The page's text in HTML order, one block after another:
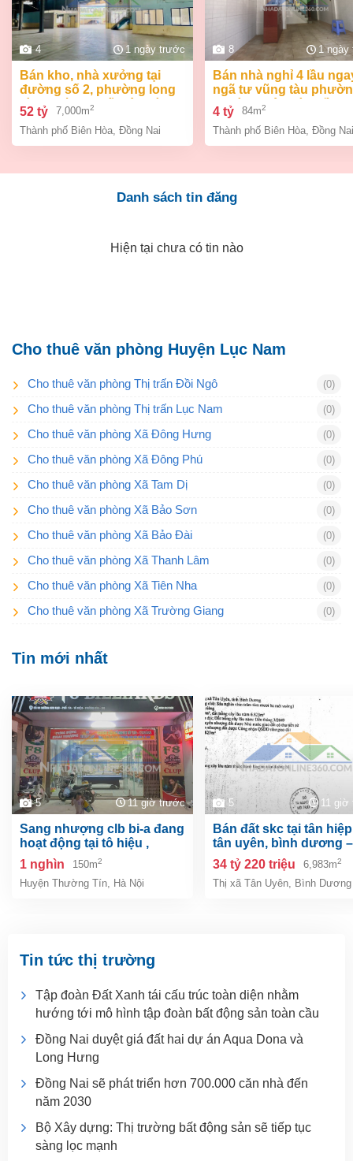
4 1 ngày trước
bán kho, nhà xưởng tại
đường số 2, phường long
bình, thành phố biên hòa,
đồng nai giá 52 tỷ
52 tỷ 7,000m2
Thành phố Biên Hòa Đồng Nai
8 1
bán nhà nghỉ 4 lầu ngay
ngã tư vũng tàu
an bình biên hòa đồng
giá chỉ 4 tỷ
4 tỷ 84m2
Thành phố Biên Hòa Đồng Nai
Danh sách tin đăng
Hiện tại chưa có tin nào
Cho thuê văn phòng Huyện Lục Nam
Cho thuê văn phòng Thị trấn Đồi Ngô (0)
Cho thuê văn phòng Thị trấn Lục Nam (0)
Cho thuê văn phòng Xã Đông Hưng (0)
Cho thuê văn phòng Xã Đông Phú (0)
Cho thuê văn phòng Xã Tam Dị (0)
Cho thuê văn phòng Xã Bảo Sơn (0)
Cho thuê văn phòng Xã Bảo Đài (0)
Cho thuê văn phòng Xã Thanh Lâm (0)
Cho thuê văn phòng Xã Tiên Nha (0)
Cho thuê văn phòng Xã Trường Giang (0)
Tin mới nhất
5 11 giờ trước
sang nhượng clb bi-a đang
hoạt động tại tô hiệu ,
thường tín, hà nội
1 nghìn 150m2
Huyện Thường Tín, Hà Nội
5 11
bán đất skc tại tân hiệp, tp.
tân uyên, bình dương –
6.983m²
34 tỷ 220 triệu 6,983m2
Thị xã Tân Uyên, Bình Dương
Tin tức thị trường
Tập đoàn Đất Xanh tái cấu trúc toàn diện nhằm
hướng tới mô hình tập đoàn bất động sản toàn cầu
Đồng Nai duyệt giá đất hai dự án Aqua Dona và
Long Hưng
Đồng Nai sẽ phát triển hơn 700.000 căn nhà đến
năm 2030
Bộ Xây dựng: Thị trường bất động sản sẽ tiếp tục
sàng lọc mạnh